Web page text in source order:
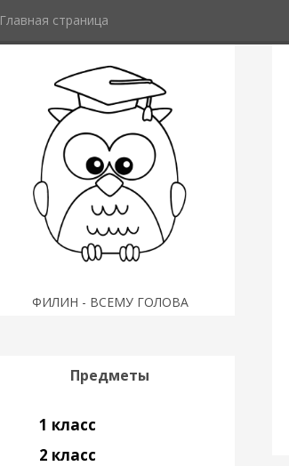
Главная страница
ФИЛИН - ВСЕМУ ГОЛОВА
Предметы
1 класс
2 класс